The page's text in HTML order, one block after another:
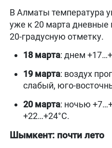
В Алматы температура
уже к 20 марта дневные
20-градусную отметку.
18 марта: днем
19 марта: воздух
слабый, юго-
20 марта: ночью
+22…+24°С.
Шымкент: почти лето